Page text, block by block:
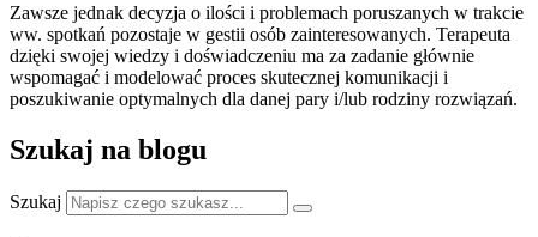
Zawsze jednak decyzja o ilości i problemach poruszanych w trakcie
ww. spotkań pozostaje w gestii osób zainteresowanych. Terapeuta
dzięki swojej wiedzy i doświadczeniu ma za zadanie głównie
wspomagać i modelować proces skutecznej komunikacji i
poszukiwanie optymalnych dla danej pary i/lub rodziny rozwiązań.
Szukaj na blogu
Szukaj